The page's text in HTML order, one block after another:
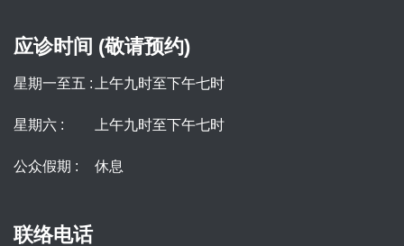
应诊时间 (敬请预约)
星期一至五 : 上午九时至下午七时
星期六 : 上午九时至下午七时
公众假期 : 休息
联络电话